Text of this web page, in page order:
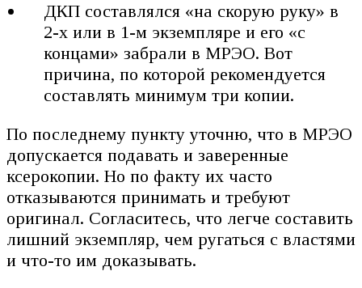
ДКП составлялся «на скорую руку» в
2-х или в 1-м экземпляре и его «с
концами» забрали в МРЭО. Вот
причина, по которой рекомендуется
составлять минимум три копии.
По последнему пункту уточню, что в МРЭО
допускается подавать и заверенные
ксерокопии. Но по факту их часто
отказываются принимать и требуют
оригинал. Согласитесь, что легче составить
лишний экземпляр, чем ругаться с властями
и что-то им доказывать.